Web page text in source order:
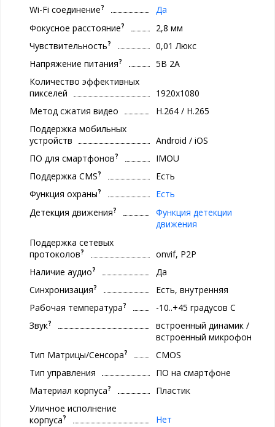
Wi-Fi соединение?
Да
Фокусное расстояние?
2,8 мм
Чувствительность?
0,01 Люкс
Напряжение питания?
5В 2А
Количество эффективных
пикселей
1920x1080
Метод сжатия видео
H.264 / H.265
Поддержка мобильных
устройств
Android / iOS
ПО для смартфонов?
IMOU
Поддержка CMS?
Есть
Функция охраны?
Есть
Детекция движения?
Функция детекции
движения
Поддержка сетевых
протоколов?
onvif, P2P
Наличие аудио?
Да
Синхронизация?
Есть, внутренняя
Рабочая температура?
-10..+45 градуcов С
Звук?
встроенный динамик /
встроенный микрофон
Тип Матрицы/Сенсора?
CMOS
Тип управления
ПО на смартфоне
Материал корпуса?
Пластик
Уличное исполнение
корпуса?
Нет